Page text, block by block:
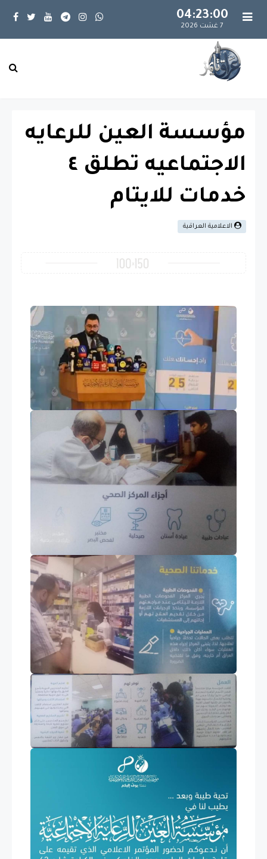
04:23:00
7 غشت 2026
مؤسسة العين للرعايه
الاجتماعيه تطلق ٤
خدمات للايتام
الاعلامية العراقية